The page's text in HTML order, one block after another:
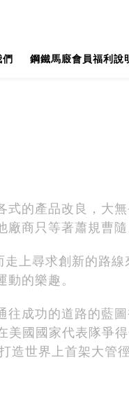
們 鋼鐵馬廄會員福利說
的產品改良，大
商只等著蕭規曹隨
上尋求創新的路線
的樂趣。
成功的道路的藍
美國國家代表隊爭
造世界上首架大管